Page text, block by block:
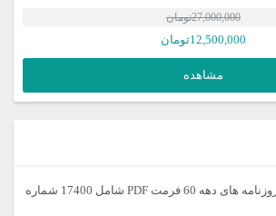
27,000,000تومان
12,500,000تومان
مشاهده